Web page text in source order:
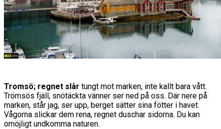
Tromsö; regnet slår tungt mot marken, inte kallt bara vått.
Trömsös fjäll, snötäckta vänner ser ned på oss. Där nere på
marken, står jag, ser upp, berget sätter sina fötter i havet.
Vågorna slickar dem rena, regnet duschar sidorna. Du kan
omöjligt undkomma naturen.